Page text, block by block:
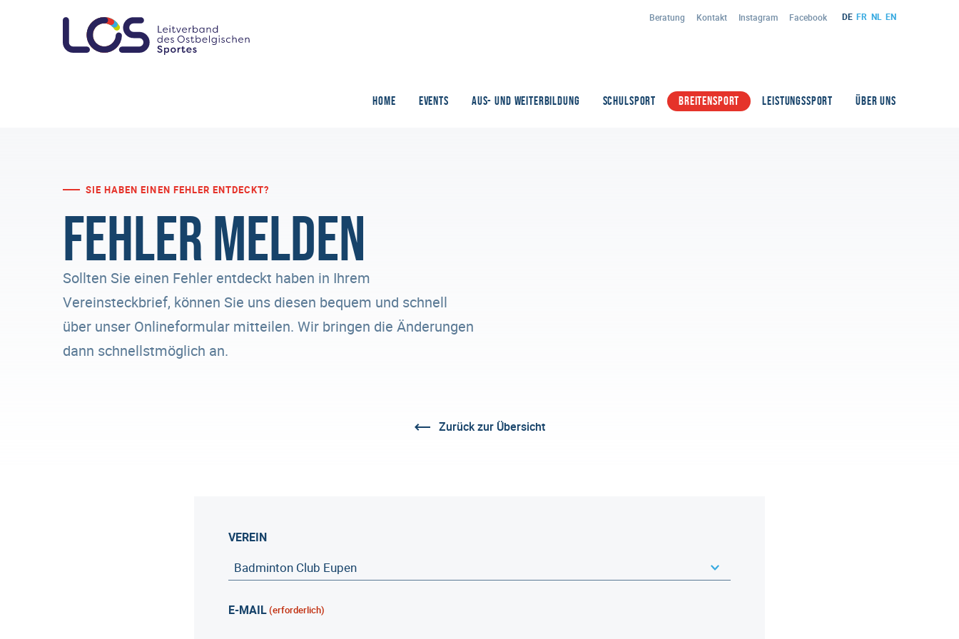
Beratung Kontakt Instagram Facebook DE FR NL EN
HOME EVENTS AUS- UND WEITERBILDUNG SCHULSPORT BREITENSPORT LEISTUNGSSPORT ÜBER UNS
SIE HABEN EINEN FEHLER ENTDECKT?
Fehler melden
Sollten Sie einen Fehler entdeckt haben in Ihrem
Vereinsteckbrief, können Sie uns diesen bequem und schnell
über unser Onlineformular mitteilen. Wir bringen die Änderungen
dann schnellstmöglich an.
Zurück zur Übersicht
VEREIN
E-MAIL(erforderlich)